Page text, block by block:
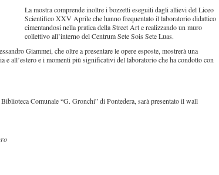
La mostra comprende inoltre i bozzetti eseguiti dagli allievi del Liceo
Scientifico XXV Aprile che hanno frequentato il laboratorio didattico
cimentandosi nella pratica della Street Art e realizzando un muro
collettivo all’interno del Centrum Sete Sois Sete Luas.
Giammei, che oltre a presentare le opere esposte, mostrerà una
all’estero e i momenti più significativi del laboratorio che ha condotto con
Comunale “G. Gronchi” di Pontedera, sarà presentato il wall